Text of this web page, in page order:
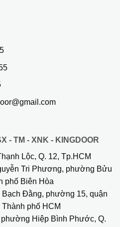
- TM - XNK - KINGDOOR
Lộc, Q. 12, Tp.HCM
Tri Phương, phường Bửu
phố Biên Hòa
Đằng, phường 15, quận
phố HCM
phường Hiệp Bình Phước, Q.